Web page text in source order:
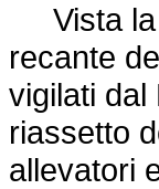
Vista la
recante
vigilati dal
riassetto
allevatori